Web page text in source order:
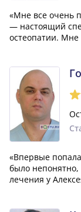
«Мне все очень
— настоящий
остеопатии. Мне
«Впервые
было
лечения у